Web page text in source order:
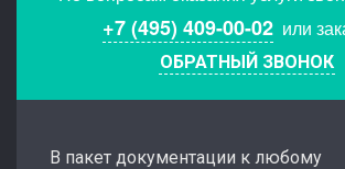
+7 (495) 409-00-02 или
ОБРАТНЫЙ ЗВОНОК
В пакет документации к любому